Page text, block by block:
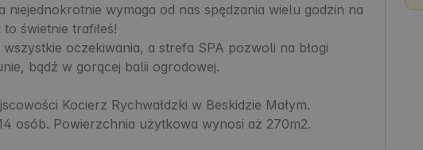
niejednokrotnie wymaga od nas spędzania wielu godzin na
świetnie trafiłeś!
wszystkie oczekiwania, a strefa SPA pozwoli na błogi
bądź w gorącej balii ogrodowej.
Kocierz Rychwałdzki w Beskidzie Małym.
osób. Powierzchnia użytkowa wynosi aż 270m2.